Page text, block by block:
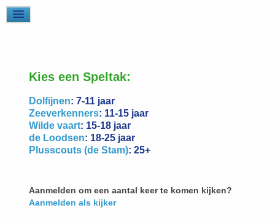
Kies een Speltak:
Dolfijnen: 7-11 jaar
Zeeverkenners: 11-15 jaar
Wilde vaart: 15-18 jaar
de Loodsen: 18-25 jaar
Plusscouts (de Stam): 25+
Aanmelden om een aantal keer te komen kijken?
Aanmelden als kijker